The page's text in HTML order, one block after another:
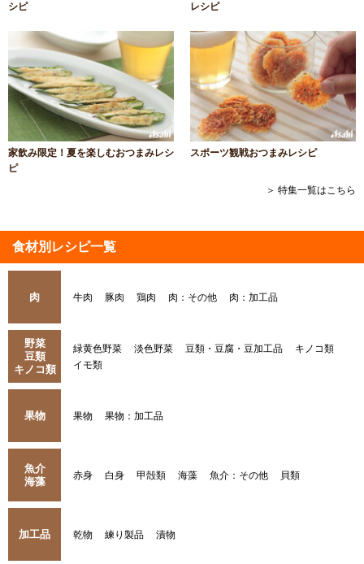
シピ
レシピ
家飲み限定！夏を楽しむおつまみレシ
ピ
スポーツ観戦おつまみレシピ
＞ 特集一覧はこちら
食材別レシピ一覧
肉 牛肉 豚肉 鶏肉 肉：その他 肉：加工品
野菜
豆類
キノコ類
緑黄色野菜 淡色野菜 豆類・豆腐・豆加工品
キノコ類
イモ類
果物 果物 果物：加工品
魚介
海藻
赤身 白身 甲殻類 海藻 魚介：その他 貝類
加工品 乾物 練り製品 漬物